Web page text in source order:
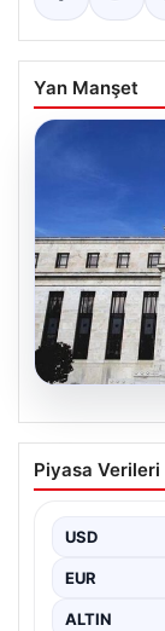
Yan Manşet
07.08.2026
ABD
Sabit Tuttu
uyumlu
yüzde…
Piyasa Verileri
USD
EUR
ALTIN